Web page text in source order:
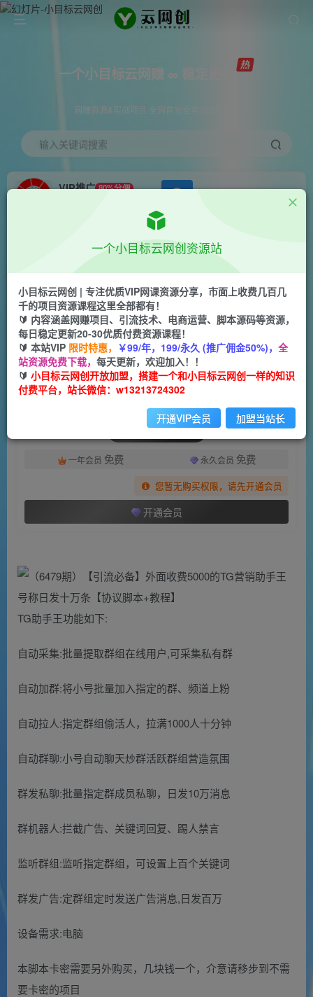
一个小目标云网赚 ∞ 稳定更新
网赚资源&实战项目 全网首发全年365天更新
输入关键词搜索
VIP推广 80%分佣
会员专属 正文
（6479期）【引流必备】外面收费5000的TG营销
助手王 号称日发十万条【协议脚本+教程】
一个小目标云网创
2年前发布
关注 私信
893 160
此内容为付费阅读，请付费后查看
会员专属资源
一年会员 免费 永久会员 免费
您暂无购买权限，请先开通会员
开通会员
付费阅读
TG助手王功能如下:
自动采集:批量提取群组在线用户,可采集私有群
自动加群:将小号批量加入指定的群、频道上粉
自动拉人:指定群组偷活人，拉满1000人十分钟
自动群聊:小号自动聊天炒群活跃群组营造氛围
群发私聊:批量指定群成员私聊，日发10万消息
群机器人:拦截广告、关键词回复、踢人禁言
监听群组:监听指定群组，可设置上百个关键词
群发广告:定群组定时发送广告消息,日发百万
设备需求:电脑
本脚本卡密需要另外购买，几块钱一个，介意请移步到不需
要卡密的项目
一个小目标云网创资源站
小目标云网创 | 专注优质VIP网课资源分享，市面上收费几百几
千的项目资源课程这里全部都有！
🔰 内容涵盖网赚项目、引流技术、电商运营、脚本源码等资源，
每日稳定更新20-30优质付费资源课程！
🔰 本站VIP 限时特惠， ￥99/年，199/永久 (推广佣金50%)， 全
站资源免费下载， 每天更新，欢迎加入！！
🔰 小目标云网创开放加盟，搭建一个和小目标云网创一样的知识
付费平台，站长微信：w13213724302
开通VIP会员 加盟当站长